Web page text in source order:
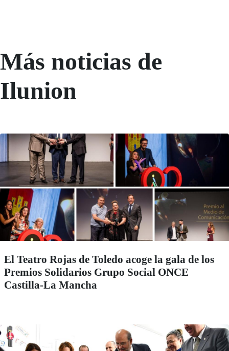
Más noticias de
Ilunion
El Teatro Rojas de Toledo acoge la gala de los
Premios Solidarios Grupo Social ONCE
Castilla-La Mancha